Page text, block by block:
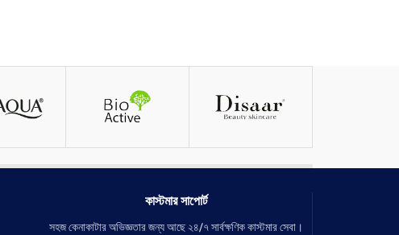
কাস্টমার সাপোর্ট
সহজ কেনাকাটার অভিজ্ঞতার জন্য আছে ২৪/৭ সার্বক্ষণিক কাস্টমার সেবা।